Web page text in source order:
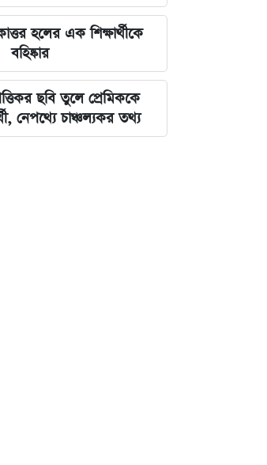
হলের এক শিক্ষার্থীকে
বহিষ্কার
ছবি তুলে প্রেমিককে
নেপথ্যে চাঞ্চল্যকর তথ্য